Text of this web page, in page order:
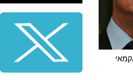
משקיעות ומפתחות
באותם תחומים -כאן
שלמה פילבר (עד
לאחרונה מנכ"ל משרד
התקשורת) - עד
מדינה? הצחקתם